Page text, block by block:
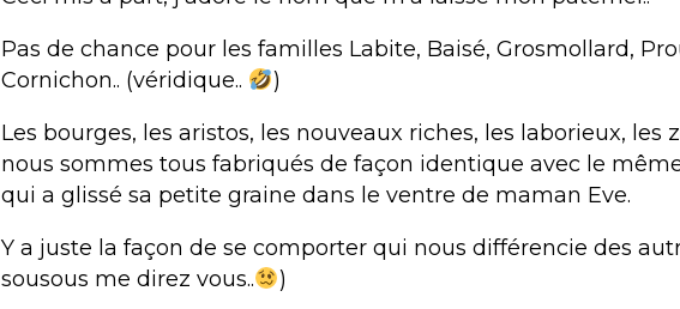
Pas de chance pour les familles Labite, Baisé, Grosmollard,
Cornichon.. (véridique..
)
Les bourges, les aristos, les nouveaux riches, les laborieux, les
nous sommes tous fabriqués de façon identique avec le
qui a glissé sa petite graine dans le ventre de maman Eve.
Y a juste la façon de se comporter qui nous différencie des
sousous me direz vous..
)